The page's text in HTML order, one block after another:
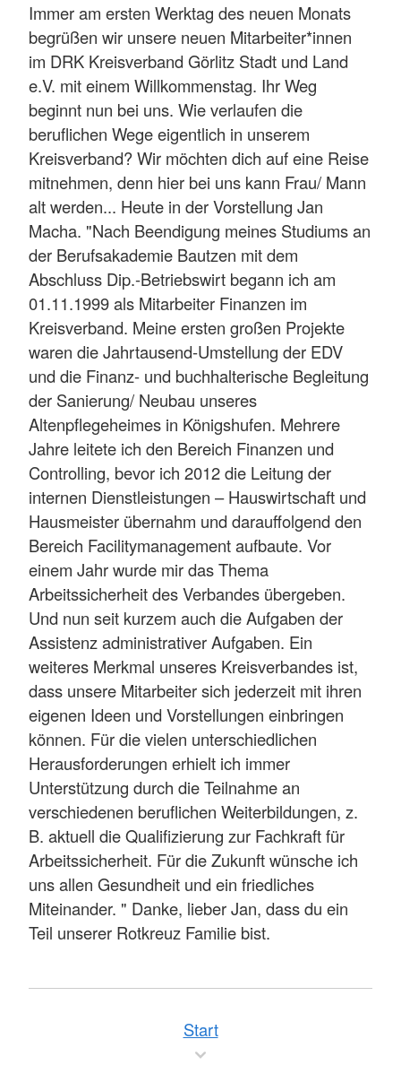
Immer am ersten Werktag des neuen Monats
begrüßen wir unsere neuen Mitarbeiter*innen
im DRK Kreisverband Görlitz Stadt und Land
e.V. mit einem Willkommenstag. Ihr Weg
beginnt nun bei uns. Wie verlaufen die
beruflichen Wege eigentlich in unserem
Kreisverband? Wir möchten dich auf eine Reise
mitnehmen, denn hier bei uns kann Frau/ Mann
alt werden... Heute in der Vorstellung Jan
Macha. "Nach Beendigung meines Studiums an
der Berufsakademie Bautzen mit dem
Abschluss Dip.-Betriebswirt begann ich am
01.11.1999 als Mitarbeiter Finanzen im
Kreisverband. Meine ersten großen Projekte
waren die Jahrtausend-Umstellung der EDV
und die Finanz- und buchhalterische Begleitung
der Sanierung/ Neubau unseres
Altenpflegeheimes in Königshufen. Mehrere
Jahre leitete ich den Bereich Finanzen und
Controlling, bevor ich 2012 die Leitung der
internen Dienstleistungen – Hauswirtschaft und
Hausmeister übernahm und darauffolgend den
Bereich Facilitymanagement aufbaute. Vor
einem Jahr wurde mir das Thema
Arbeitssicherheit des Verbandes übergeben.
Und nun seit kurzem auch die Aufgaben der
Assistenz administrativer Aufgaben. Ein
weiteres Merkmal unseres Kreisverbandes ist,
dass unsere Mitarbeiter sich jederzeit mit ihren
eigenen Ideen und Vorstellungen einbringen
können. Für die vielen unterschiedlichen
Herausforderungen erhielt ich immer
Unterstützung durch die Teilnahme an
verschiedenen beruflichen Weiterbildungen, z.
B. aktuell die Qualifizierung zur Fachkraft für
Arbeitssicherheit. Für die Zukunft wünsche ich
uns allen Gesundheit und ein friedliches
Miteinander. " Danke, lieber Jan, dass du ein
Teil unserer Rotkreuz Familie bist.
Start